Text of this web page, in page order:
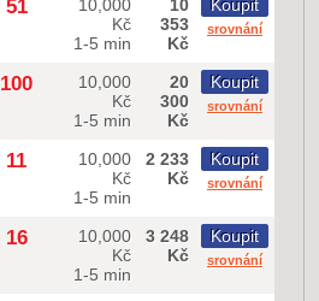
51
10,000
Kč
1-5 min
10
353
Kč
Koupit
srovnání
100
10,000
Kč
1-5 min
20
300
Kč
Koupit
srovnání
11
10,000
Kč
1-5 min
2 233
Kč
Koupit
srovnání
16
10,000
Kč
1-5 min
3 248
Kč
Koupit
srovnání